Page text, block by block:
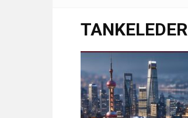
TANKELEDER